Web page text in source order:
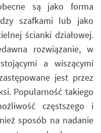
są jako forma
szafkami lub jako
ścianki działowej.
rozwiązanie, w
a wiszącymi
jest przez
Popularność takiego
częstszego i
sposób na nadanie